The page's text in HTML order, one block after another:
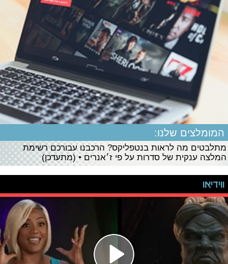
המומלצים שלנו:
מתלבטים מה לראות בנטפליקס? הרכבנו עבורכם רשימת
המלצה ענקית של סדרות על פי ז׳אנרים • (מתעדכן)
ווידיאו